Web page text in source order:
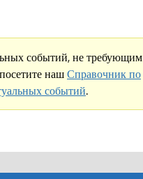
событий, не требующим
нашСправочник по
событий.